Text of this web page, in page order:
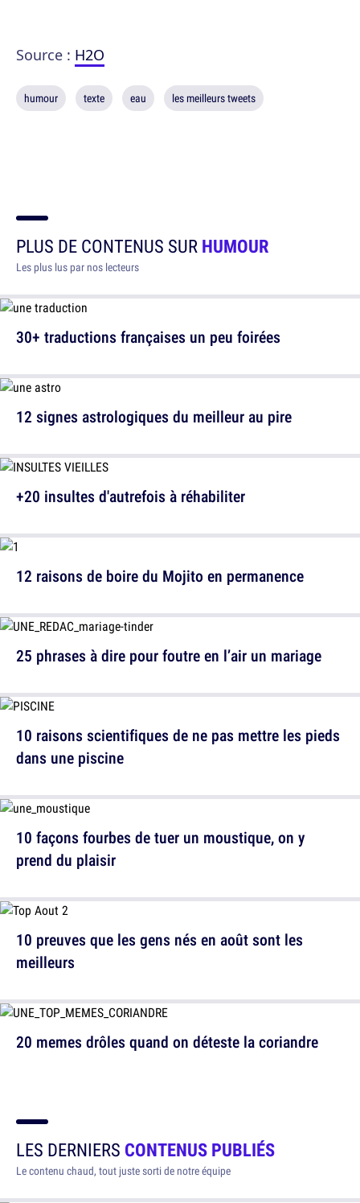
Source : H2O
humour texte eau les meilleurs tweets
PLUS DE CONTENUS SURHUMOUR
Les plus lus par nos lecteurs
30+ traductions françaises un peu foirées
+20 insultes d'autrefois à réhabiliter
25 phrases à dire pour foutre en l’air un mariage
10 façons fourbes de tuer un moustique, on y
prend du plaisir
20 memes drôles quand on déteste la coriandre
12 signes astrologiques du meilleur au pire
12 raisons de boire du Mojito en permanence
10 raisons scientifiques de ne pas mettre les pieds
dans une piscine
10 preuves que les gens nés en août sont les
meilleurs
LES DERNIERS CONTENUS PUBLIÉS
Le contenu chaud, tout juste sorti de notre équipe